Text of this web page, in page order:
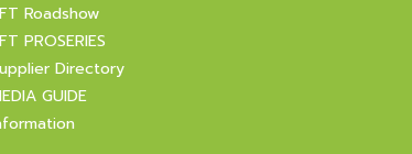
Roadshow
PROSERIES
Directory
GUIDE